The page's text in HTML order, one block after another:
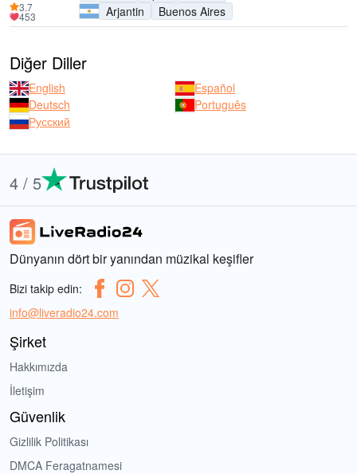
Arjantin
Buenos Aires
3.7
453
Diğer Diller
English
Español
Deutsch
Português
Русский
4 / 5
Dünyanın dört bir yanından müzikal keşifler
Bizi takip edin:
info@liveradio24.com
Şirket
Hakkımızda
İletişim
Güvenlik
Gizlilik Politikası
DMCA Feragatnamesi